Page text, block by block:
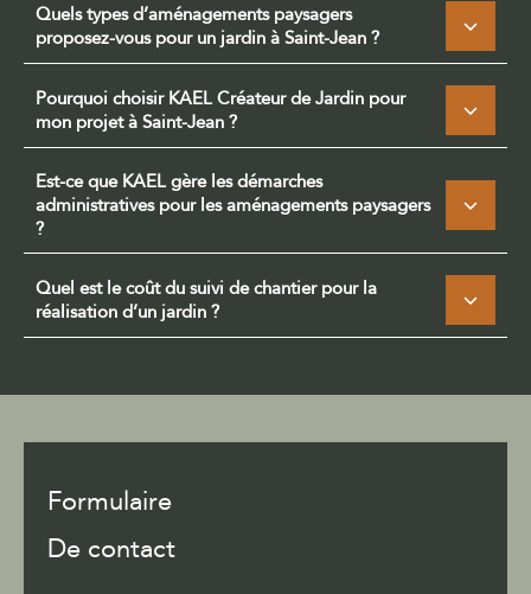
Quels types d’aménagements paysagers
proposez-vous pour un jardin à Saint-Jean ?
Pourquoi choisir KAEL Créateur de Jardin pour
mon projet à Saint-Jean ?
Est-ce que KAEL gère les démarches
administratives pour les aménagements paysagers
?
Quel est le coût du suivi de chantier pour la
réalisation d’un jardin ?
Formulaire
De contact